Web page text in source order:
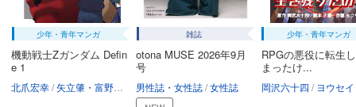
880円 (税込)
カート
試し読み
あらすじを表示する
少年・青年マンガ
機動戦士Zガンダム Defin
e 1
北爪宏幸 矢立肇・富野由悠季
雑誌
otona MUSE 2026年9月
号
男性誌・女性誌 女性誌
少年・青年マンガ
RPGの悪役に転生
まったけ...
岡沢六十四 ヨウセイ